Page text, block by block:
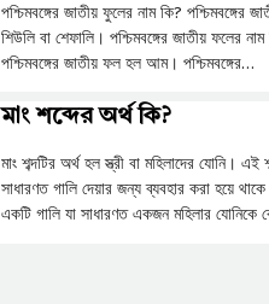
পশ্চিমবঙ্গের জাতীয় ফুলের নাম কি? পশ্চিমবঙ্গের
শিউলি বা শেফালি। পশ্চিমবঙ্গের জাতীয় ফলের
পশ্চিমবঙ্গের জাতীয় ফল হল আম। পশ্চিমবঙ্গের…
মাং শব্দের অর্থ কি?
মাং শব্দটির অর্থ হল স্ত্রী বা মহিলাদের যোনি। এই
সাধারণত গালি দেয়ার জন্য ব্যবহার করা হয়ে
একটি গালি যা সাধারণত একজন মহিলার